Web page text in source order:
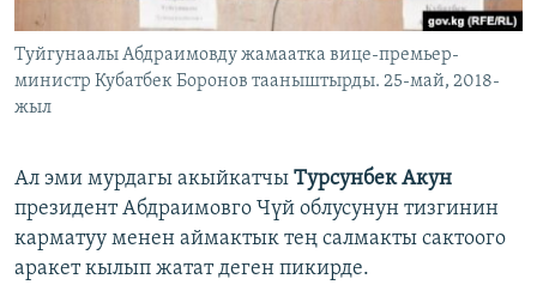
Туйгунаалы Абдраимовду жамаатка вице-премьер-
министр Кубатбек Боронов тааныштырды. 25-май, 2018-
жыл
Ал эми мурдагы акыйкатчы Турсунбек Акун
президент Абдраимовго Чүй облусунун тизгинин
карматуу менен аймактык тең салмакты сактоого
аракет кылып жатат деген пикирде.